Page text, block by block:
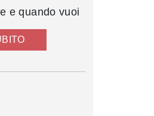
e quando vuoi